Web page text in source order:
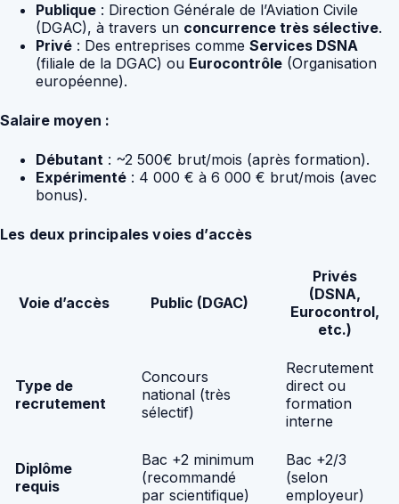
Publique : Direction Générale de l’Aviation Civile
(DGAC), à travers un concurrence très sélective.
Privé : Des entreprises comme Services DSNA
(filiale de la DGAC) ou Eurocontrôle (Organisation
européenne).
Salaire moyen :
Débutant : ~2 500€ brut/mois (après formation).
Expérimenté : 4 000 € à 6 000 € brut/mois (avec
bonus).
Les deux principales voies d’accès
Voie d’accès Public (DGAC)
Privés
(DSNA,
Eurocontrol,
etc.)
Type de
recrutement
Concours
national (très
sélectif)
Recrutement
direct ou
formation
interne
Diplôme
requis
Bac +2 minimum
(recommandé
par scientifique)
Bac +2/3
(selon
employeur)